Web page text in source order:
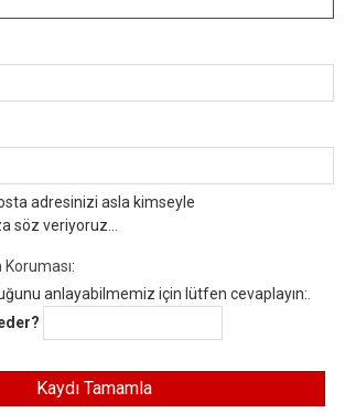
adresinizi asla kimseyle
söz veriyoruz...
anlayabilmemiz için lütfen cevaplayın:.